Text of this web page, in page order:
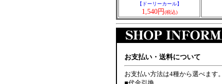
【ドーリーカール】
1,540円(税込)
お支払い・送料について
お支払い方法は4種から選べます